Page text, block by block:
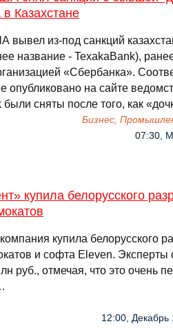
Казахстане
из-под санкций
название - TexakaBank),
«Сбербанка».
опубликовано на сайте
были сняты после того, как
Бизнес,
07:30,
купила белорусского
купила белорусского
и софта Eleven. Эксперты
руб., отмечая, что это очень
12:00, Декабрь